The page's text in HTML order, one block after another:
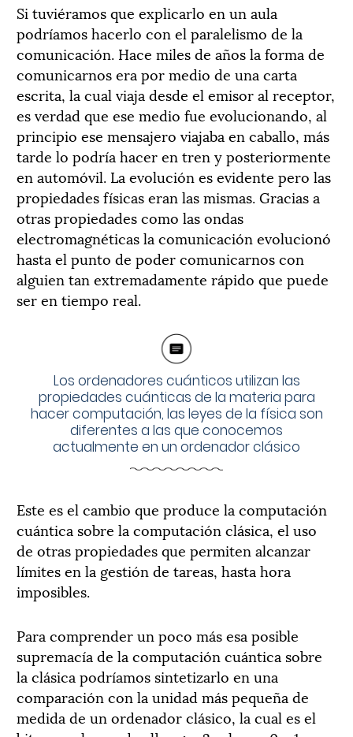
Si tuviéramos que explicarlo en un aula
podríamos hacerlo con el paralelismo de la
comunicación. Hace miles de años la forma de
comunicarnos era por medio de una carta
escrita, la cual viaja desde el emisor al receptor,
es verdad que ese medio fue evolucionando, al
principio ese mensajero viajaba en caballo, más
tarde lo podría hacer en tren y posteriormente
en automóvil. La evolución es evidente pero las
propiedades físicas eran las mismas. Gracias a
otras propiedades como las ondas
electromagnéticas la comunicación evolucionó
hasta el punto de poder comunicarnos con
alguien tan extremadamente rápido que puede
ser en tiempo real.
Los ordenadores cuánticos utilizan las
propiedades cuánticas de la materia para
hacer computación, las leyes de la física son
diferentes a las que conocemos
actualmente en un ordenador clásico
Este es el cambio que produce la computación
cuántica sobre la computación clásica, el uso
de otras propiedades que permiten alcanzar
límites en la gestión de tareas, hasta hora
imposibles.
Para comprender un poco más esa posible
supremacía de la computación cuántica sobre
la clásica podríamos sintetizarlo en una
comparación con la unidad más pequeña de
medida de un ordenador clásico, la cual es el